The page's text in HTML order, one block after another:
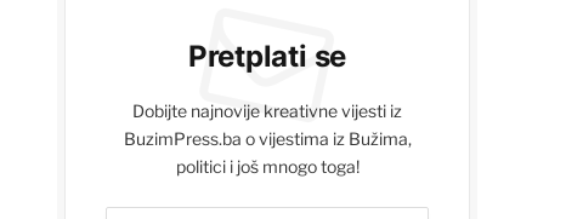
Pretplati se
Dobijte najnovije kreativne vijesti iz
BuzimPress.ba o vijestima iz Bužima,
politici i još mnogo toga!